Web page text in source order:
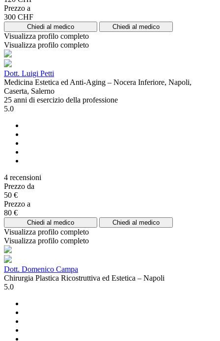
Prezzo a
300 CHF
Chiedi al medico Chiedi al medico
Visualizza profilo completo
Visualizza profilo completo
Dott. Luigi Petti
Medicina Estetica ed Anti-Aging – Nocera Inferiore, Napoli,
Caserta, Salerno
25 anni di esercizio della professione
5.0
4 recensioni
Prezzo da
50 €
Prezzo a
80 €
Chiedi al medico Chiedi al medico
Visualizza profilo completo
Visualizza profilo completo
Dott. Domenico Campa
Chirurgia Plastica Ricostruttiva ed Estetica – Napoli
5.0